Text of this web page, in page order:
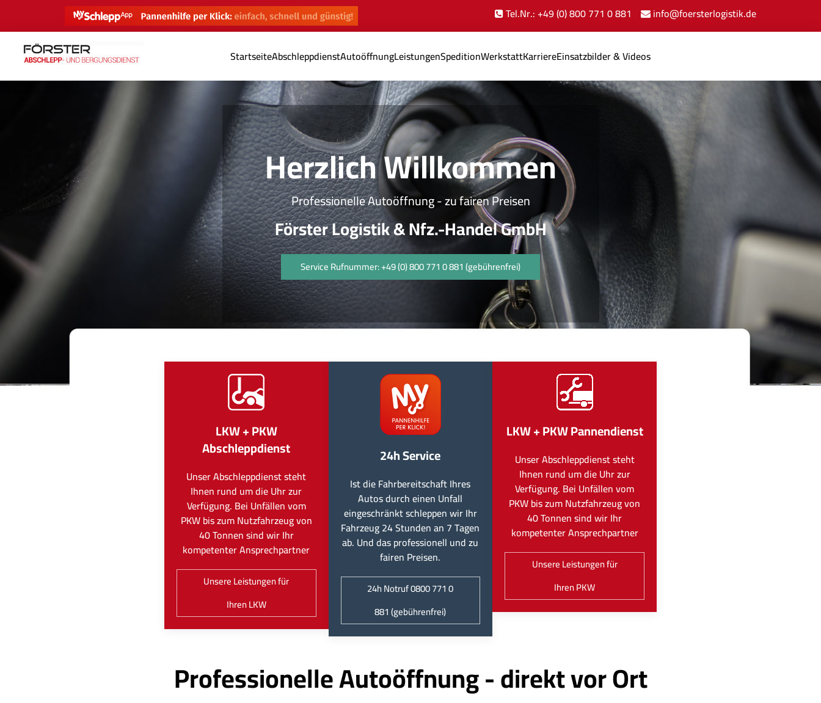
Tel.Nr.: +49 (0) 800 771 0 881 info@foersterlogistik.de
StartseiteAbschleppdienstAutoöffnungLeistungenSpeditionWerkstattKarriereEinsatzbilder & Videos
Herzlich Willkommen
Professionelle Autoöffnung - zu fairen Preisen
Förster Logistik & Nfz.-Handel GmbH
Service Rufnummer: +49 (0) 800 771 0 881 (gebührenfrei)
LKW + PKW
Abschleppdienst
Unser Abschleppdienst steht
Ihnen rund um die Uhr zur
Verfügung. Bei Unfällen vom
PKW bis zum Nutzfahrzeug von
40 Tonnen sind wir Ihr
kompetenter Ansprechpartner
Unsere Leistungen für
Ihren LKW
24h Service
Ist die Fahrbereitschaft Ihres
Autos durch einen Unfall
eingeschränkt schleppen wir Ihr
Fahrzeug 24 Stunden an 7 Tagen
ab. Und das professionell und zu
fairen Preisen.
24h Notruf 0800 771 0
881 (gebührenfrei)
LKW + PKW Pannendienst
Unser Abschleppdienst steht
Ihnen rund um die Uhr zur
Verfügung. Bei Unfällen vom
PKW bis zum Nutzfahrzeug von
40 Tonnen sind wir Ihr
kompetenter Ansprechpartner
Unsere Leistungen für
Ihren PKW
Professionelle Autoöffnung - direkt vor Ort